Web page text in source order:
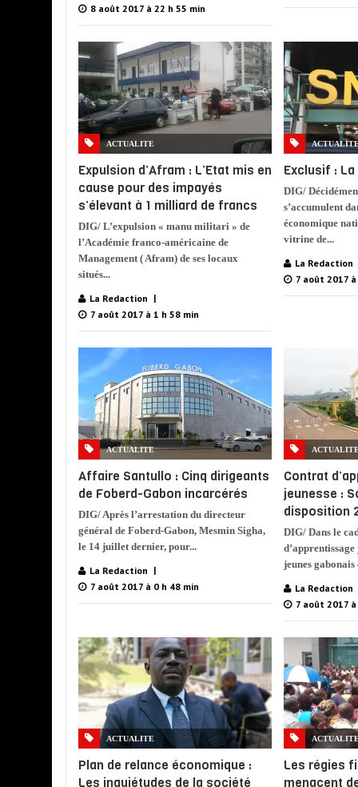
8 août 2017 à 22 h 55 min
ACTUALITE
Expulsion d’Afram : L’Etat mis en
cause pour des impayés
s’élevant à 1 milliard de francs
DIG/ L’expulsion « manu militari » de
l’Académie franco-américaine de
Management ( Afram) de ses locaux
situés...
La Redaction
7 août 2017 à 1 h 58 min
Exclusif :
DIG/
s’accumulent
économique
vitrine de...
La Redaction
7 août 2017
ACTUALITE
Affaire Santullo : Cinq dirigeants
de Foberd-Gabon incarcérés
DIG/ Après l’arrestation du directeur
général de Foberd-Gabon, Mesmin Sigha,
le 14 juillet dernier, pour...
La Redaction
7 août 2017 à 0 h 48 min
Contrat
jeunesse :
disposition
DIG/ Dans le
jeunes gabonais
La Redaction
7 août 2017
ACTUALITE
Plan de relance économique :
Les inquiétudes de la société
Les régies
menacent